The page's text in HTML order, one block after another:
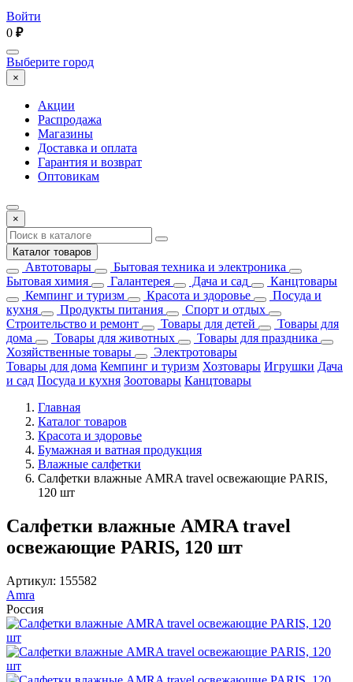
Войти
0 ₽
Выберите город
×
Акции
Распродажа
Магазины
Доставка и оплата
Гарантия и возврат
Оптовикам
×
Каталог товаров
Автотовары
Бытовая техника и электроника
Бытовая химия
Галантерея Дача и сад
Канцтовары
Кемпинг и туризм
Красота и здоровье
Посуда и
кухня
Продукты питания
Спорт и отдых
Строительство и ремонт
Товары для детей
Товары для
дома
Товары для животных
Товары для праздника
Хозяйственные товары
Электротовары
Товары для дома Кемпинг и туризм Хозтовары Игрушки Дача
и сад Посуда и кухня Зоотовары Канцтовары
Главная
Каталог товаров
Красота и здоровье
Бумажная и ватная продукция
Влажные салфетки
Салфетки влажные AMRA travel освежающие PARIS,
120 шт
Салфетки влажные AMRA travel
освежающие PARIS, 120 шт
Артикул: 155582
Amra
Россия